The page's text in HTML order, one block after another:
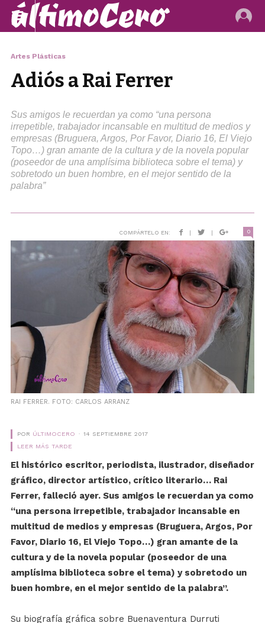
Artes Plásticas
Adiós a Rai Ferrer
Sus amigos le recuerdan ya como “una persona
irrepetible, trabajador incansable en multitud de medios y
empresas (Bruguera, Argos, Por Favor, Diario 16, El Viejo
Topo…) gran amante de la cultura y de la novela popular
(poseedor de una amplísima biblioteca sobre el tema) y
sobretodo un buen hombre, en el mejor sentido de la
palabra”
COMPÁRTELO EN: | | 0
RAI FERRER. FOTO: CARLOS ARRANZ
POR ÚLTIMOCERO
14 SEPTIEMBRE 2017
LEER MÁS TARDE
El histórico escritor, periodista, ilustrador, diseñador
gráfico, director artístico, crítico literario… Rai
Ferrer, falleció ayer. Sus amigos le recuerdan ya como
“una persona irrepetible, trabajador incansable en
multitud de medios y empresas (Bruguera, Argos, Por
Favor, Diario 16, El Viejo Topo…) gran amante de la
cultura y de la novela popular (poseedor de una
amplísima biblioteca sobre el tema) y sobretodo un
buen hombre, en el mejor sentido de la palabra”.
Su biografía gráfica sobre Buenaventura Durruti